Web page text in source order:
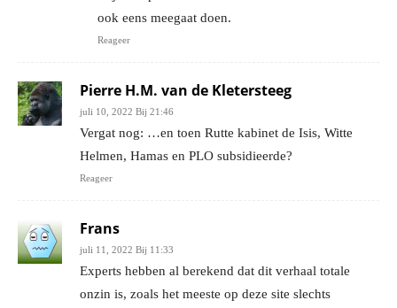
ook eens meegaat doen.
Reageer
Pierre H.M. van de Kletersteeg
juli 10, 2022 Bij 21:46
Vergat nog: …en toen Rutte kabinet de Isis, Witte
Helmen, Hamas en PLO subsidieerde?
Reageer
Frans
juli 11, 2022 Bij 11:33
Experts hebben al berekend dat dit verhaal totale
onzin is, zoals het meeste op deze site slechts